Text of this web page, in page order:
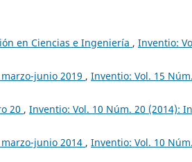
en Ciencias e Ingeniería , Inventio:
junio 2019 , Inventio: Vol. 15
20 , Inventio: Vol. 10 Núm. 20 (2014):
junio 2014 , Inventio: Vol. 10